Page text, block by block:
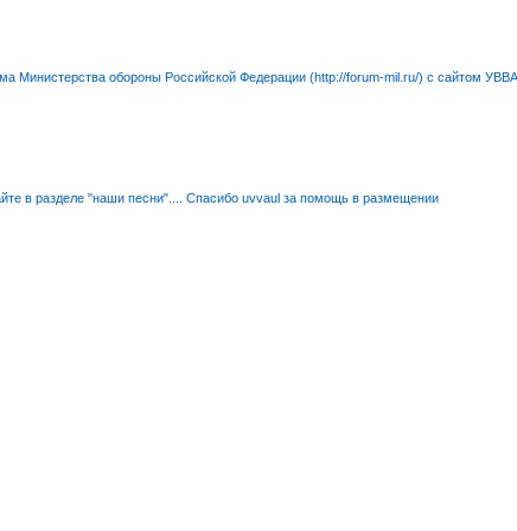
Министерства обороны Российской Федерации (http://forum-mil.ru/) с сайтом
в разделе "наши песни".... Спасибо uvvaul за помощь в размещении